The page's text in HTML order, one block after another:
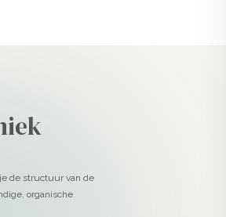
de structuur van de
organische